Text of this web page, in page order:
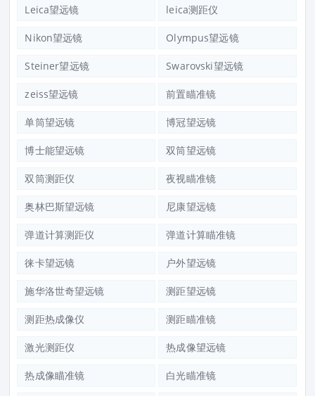
Leica望远镜 leica测距仪
Nikon望远镜 Olympus望远镜
Steiner望远镜 Swarovski望远镜
zeiss望远镜 前置瞄准镜
单筒望远镜 博冠望远镜
博士能望远镜 双筒望远镜
双筒测距仪 夜视瞄准镜
奥林巴斯望远镜 尼康望远镜
弹道计算测距仪 弹道计算瞄准镜
徕卡望远镜 户外望远镜
施华洛世奇望远镜 测距望远镜
测距热成像仪 测距瞄准镜
激光测距仪 热成像望远镜
热成像瞄准镜 白光瞄准镜